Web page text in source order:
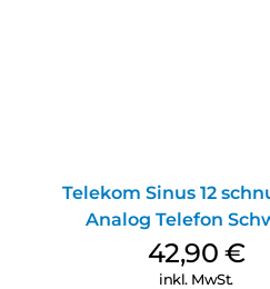
Telekom Sinus 12
Analog Telefon
42,90 €
inkl. MwSt.